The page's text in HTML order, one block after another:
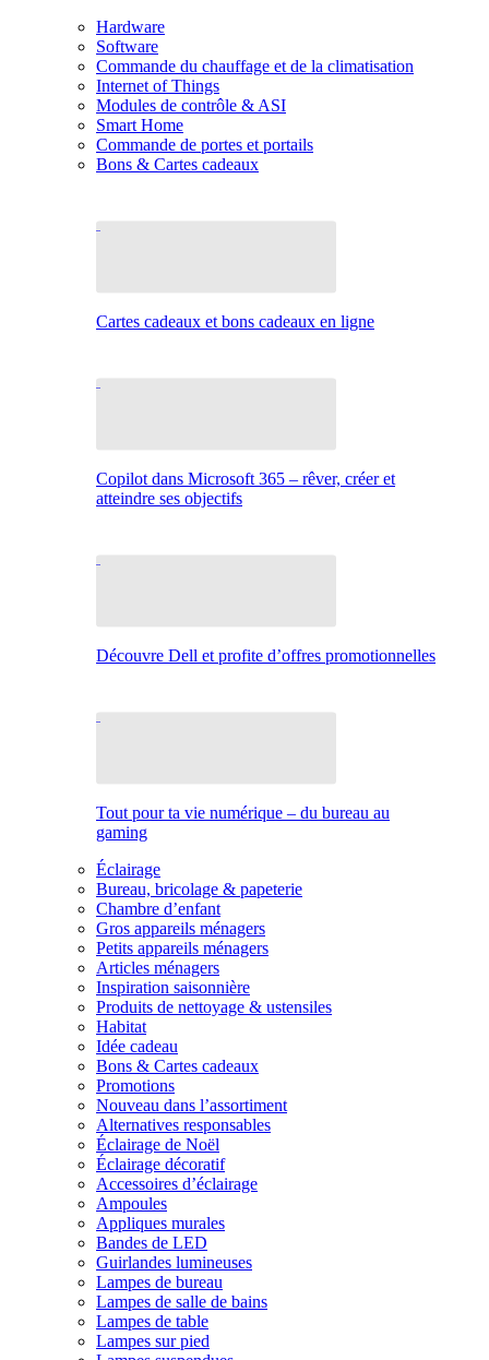
Hardware
Software
Commande du chauffage et de la climatisation
Internet of Things
Modules de contrôle & ASI
Smart Home
Commande de portes et portails
Bons & Cartes cadeaux
Cartes cadeaux et bons cadeaux en ligne
Copilot dans Microsoft 365 – rêver, créer et
atteindre ses objectifs
Découvre Dell et profite d’offres promotionnelles
Tout pour ta vie numérique – du bureau au
gaming
Éclairage
Bureau, bricolage & papeterie
Chambre d’enfant
Gros appareils ménagers
Petits appareils ménagers
Articles ménagers
Inspiration saisonnière
Produits de nettoyage & ustensiles
Habitat
Idée cadeau
Bons & Cartes cadeaux
Promotions
Nouveau dans l’assortiment
Alternatives responsables
Éclairage de Noël
Éclairage décoratif
Accessoires d’éclairage
Ampoules
Appliques murales
Bandes de LED
Guirlandes lumineuses
Lampes de bureau
Lampes de salle de bains
Lampes de table
Lampes sur pied